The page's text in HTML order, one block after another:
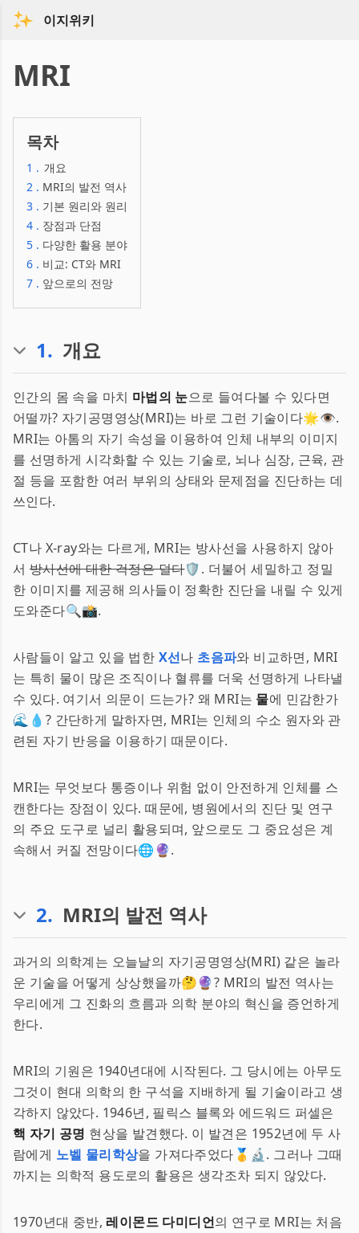
이지위키
MRI
목차
1 . 개요
2 . MRI의 발전 역사
3 . 기본 원리와 원리
4 . 장점과 단점
5 . 다양한 활용 분야
6 . 비교: CT와 MRI
7 . 앞으로의 전망
1. 개요
인간의 몸 속을 마치 마법의 눈으로 들여다볼 수 있다면
어떨까? 자기공명영상(MRI)는 바로 그런 기술이다🌟👁️.
MRI는 아톰의 자기 속성을 이용하여 인체 내부의 이미지
를 선명하게 시각화할 수 있는 기술로, 뇌나 심장, 근육, 관
절 등을 포함한 여러 부위의 상태와 문제점을 진단하는 데
쓰인다.
CT나 X-ray와는 다르게, MRI는 방사선을 사용하지 않아
서방사선에 대한 걱정은 덜다🛡️. 더불어 세밀하고 정밀
한 이미지를 제공해 의사들이 정확한 진단을 내릴 수 있게
도와준다🔍📸.
사람들이 알고 있을 법한 X선나 초음파와 비교하면, MRI
는 특히 물이 많은 조직이나 혈류를 더욱 선명하게 나타낼
수 있다. 여기서 의문이 드는가? 왜 MRI는 물에 민감한가
🌊💧? 간단하게 말하자면, MRI는 인체의 수소 원자와 관
련된 자기 반응을 이용하기 때문이다.
MRI는 무엇보다 통증이나 위험 없이 안전하게 인체를 스
캔한다는 장점이 있다. 때문에, 병원에서의 진단 및 연구
의 주요 도구로 널리 활용되며, 앞으로도 그 중요성은 계
속해서 커질 전망이다🌐🔮.
2. MRI의 발전 역사
과거의 의학계는 오늘날의 자기공명영상(MRI) 같은 놀라
운 기술을 어떻게 상상했을까🤔🔮? MRI의 발전 역사는
우리에게 그 진화의 흐름과 의학 분야의 혁신을 증언하게
한다.
MRI의 기원은 1940년대에 시작된다. 그 당시에는 아무도
그것이 현대 의학의 한 구석을 지배하게 될 기술이라고 생
각하지 않았다. 1946년, 필릭스 블록와 에드워드 퍼셀은
핵 자기 공명 현상을 발견했다. 이 발견은 1952년에 두 사
람에게 노벨 물리학상을 가져다주었다🥇🔬. 그러나 그때
까지는 의학적 용도로의 활용은 생각조차 되지 않았다.
1970년대 중반, 레이몬드 다미디언의 연구로 MRI는 처음